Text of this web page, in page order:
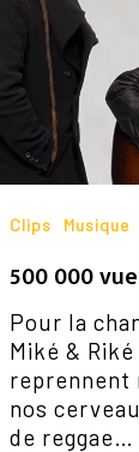
Clips Musique
500 000
Pour la
Miké & Riké
reprennent
nos
de reggae…